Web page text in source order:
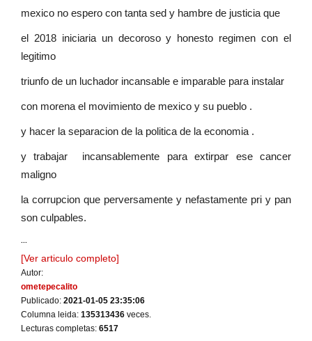
mexico no espero con tanta sed y hambre de justicia que
el 2018 iniciaria un decoroso y honesto regimen con el
legitimo
triunfo de un luchador incansable e imparable para instalar
con morena el movimiento de mexico y su pueblo .
y hacer la separacion de la politica de la economia .
y trabajar incansablemente para extirpar ese cancer
maligno
la corrupcion que perversamente y nefastamente pri y pan
son culpables.
...
[Ver articulo completo]
Autor:
ometepecalito
Publicado: 2021-01-05 23:35:06
Columna leida: 135313436 veces.
Lecturas completas: 6517